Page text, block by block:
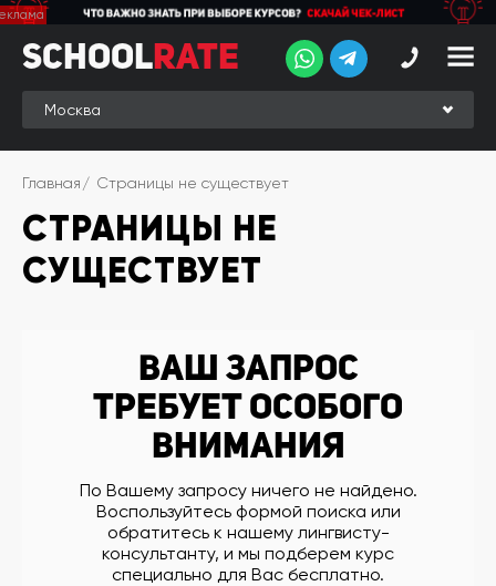
School
Rate
Рейтинг
Online-
рейтинг
Отзывы
студентов
английского
Выбрать
другой
город:
Москва
SchoolRate
Главная Страницы не существует
СТРАНИЦЫ НЕ
СУЩЕСТВУЕТ
Ваш запрос
требует особого
внимания
По Вашему запросу ничего не найдено.
Воспользуйтесь формой поиска или
обратитесь к нашему лингвисту-
консультанту, и мы подберем курс
специально для Вас бесплатно.